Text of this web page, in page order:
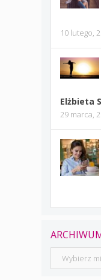
10 lutego,
Elżbieta
29 marca,
Archiwum